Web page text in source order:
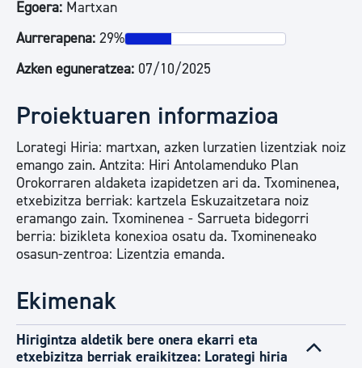
Egoera: Martxan
Aurrerapena: 29%
Azken eguneratzea: 07/10/2025
Proiektuaren informazioa
Lorategi Hiria: martxan, azken lurzatien lizentziak noiz
emango zain. Antzita: Hiri Antolamenduko Plan
Orokorraren aldaketa izapidetzen ari da. Txominenea,
etxebizitza berriak: kartzela Eskuzaitzetara noiz
eramango zain. Txominenea - Sarrueta bidegorri
berria: bizikleta konexioa osatu da. Txomineneako
osasun-zentroa: Lizentzia emanda.
Ekimenak
Hirigintza aldetik bere onera ekarri eta
etxebizitza berriak eraikitzea: Lorategi hiria